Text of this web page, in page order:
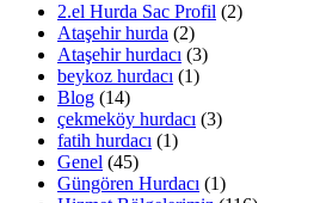
2.el Hurda Sac Profil (2)
Ataşehir hurda (2)
Ataşehir hurdacı (3)
beykoz hurdacı (1)
Blog (14)
çekmeköy hurdacı (3)
fatih hurdacı (1)
Genel (45)
Güngören Hurdacı (1)